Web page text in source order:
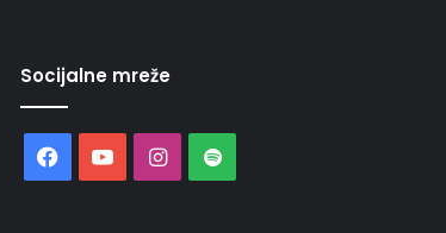
Socijalne mreže
Facebook
YouTubeInstagram
Spotify